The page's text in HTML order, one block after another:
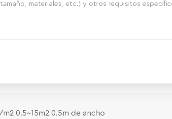
0.5~15m2 0.5m de ancho